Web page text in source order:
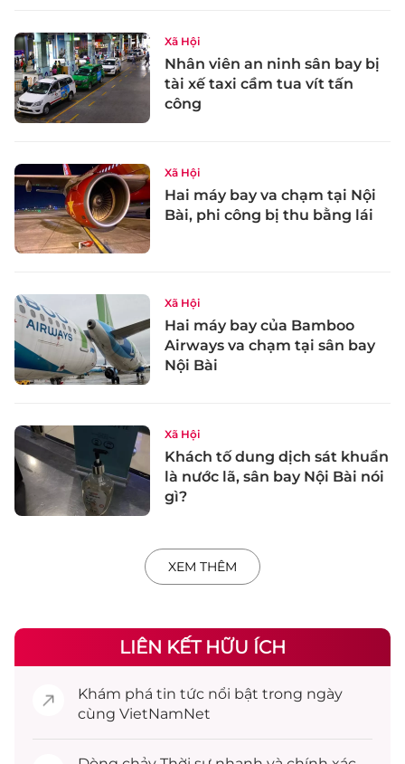
Xã Hội
Nhân viên an ninh sân bay bị
tài xế taxi cầm tua vít tấn
công
Xã Hội
Hai máy bay va chạm tại Nội
Bài, phi công bị thu bằng lái
Xã Hội
Hai máy bay của Bamboo
Airways va chạm tại sân bay
Nội Bài
Xã Hội
Khách tố dung dịch sát khuẩn
là nước lã, sân bay Nội Bài nói
gì?
XEM THÊM
LIÊN KẾT HỮU ÍCH
Khám phá tin tức nổi bật trong ngày
cùng VietNamNet